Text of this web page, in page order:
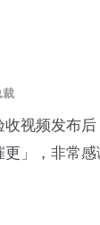
视频发布
」，非常